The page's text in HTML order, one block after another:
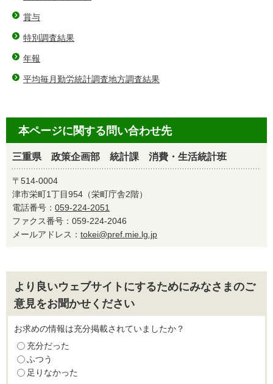
賞与
特別調査結果
年報
平均毎月勤労統計調査地方調査結果
本ページに関する問い合わせ先
三重県 政策企画部 統計課 消費・生活統計班
〒514-0004
津市栄町1丁目954（栄町庁舎2階）
電話番号： 059-224-2051
ファクス番号：059-224-2046
メールアドレス： tokei@pref.mie.lg.jp
より良いウェブサイトにするためにみなさまのご
意見をお聞かせください
お求めの情報は充分掲載されていましたか？
充分だった
ふつう
足りなかった